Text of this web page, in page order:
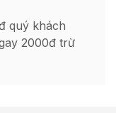
quý khách
2000đ trừ